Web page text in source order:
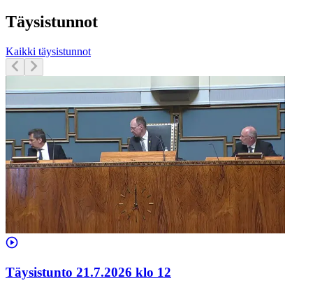
Täysistunnot
Kaikki täysistunnot
Täysistunto 21.7.2026 klo 12